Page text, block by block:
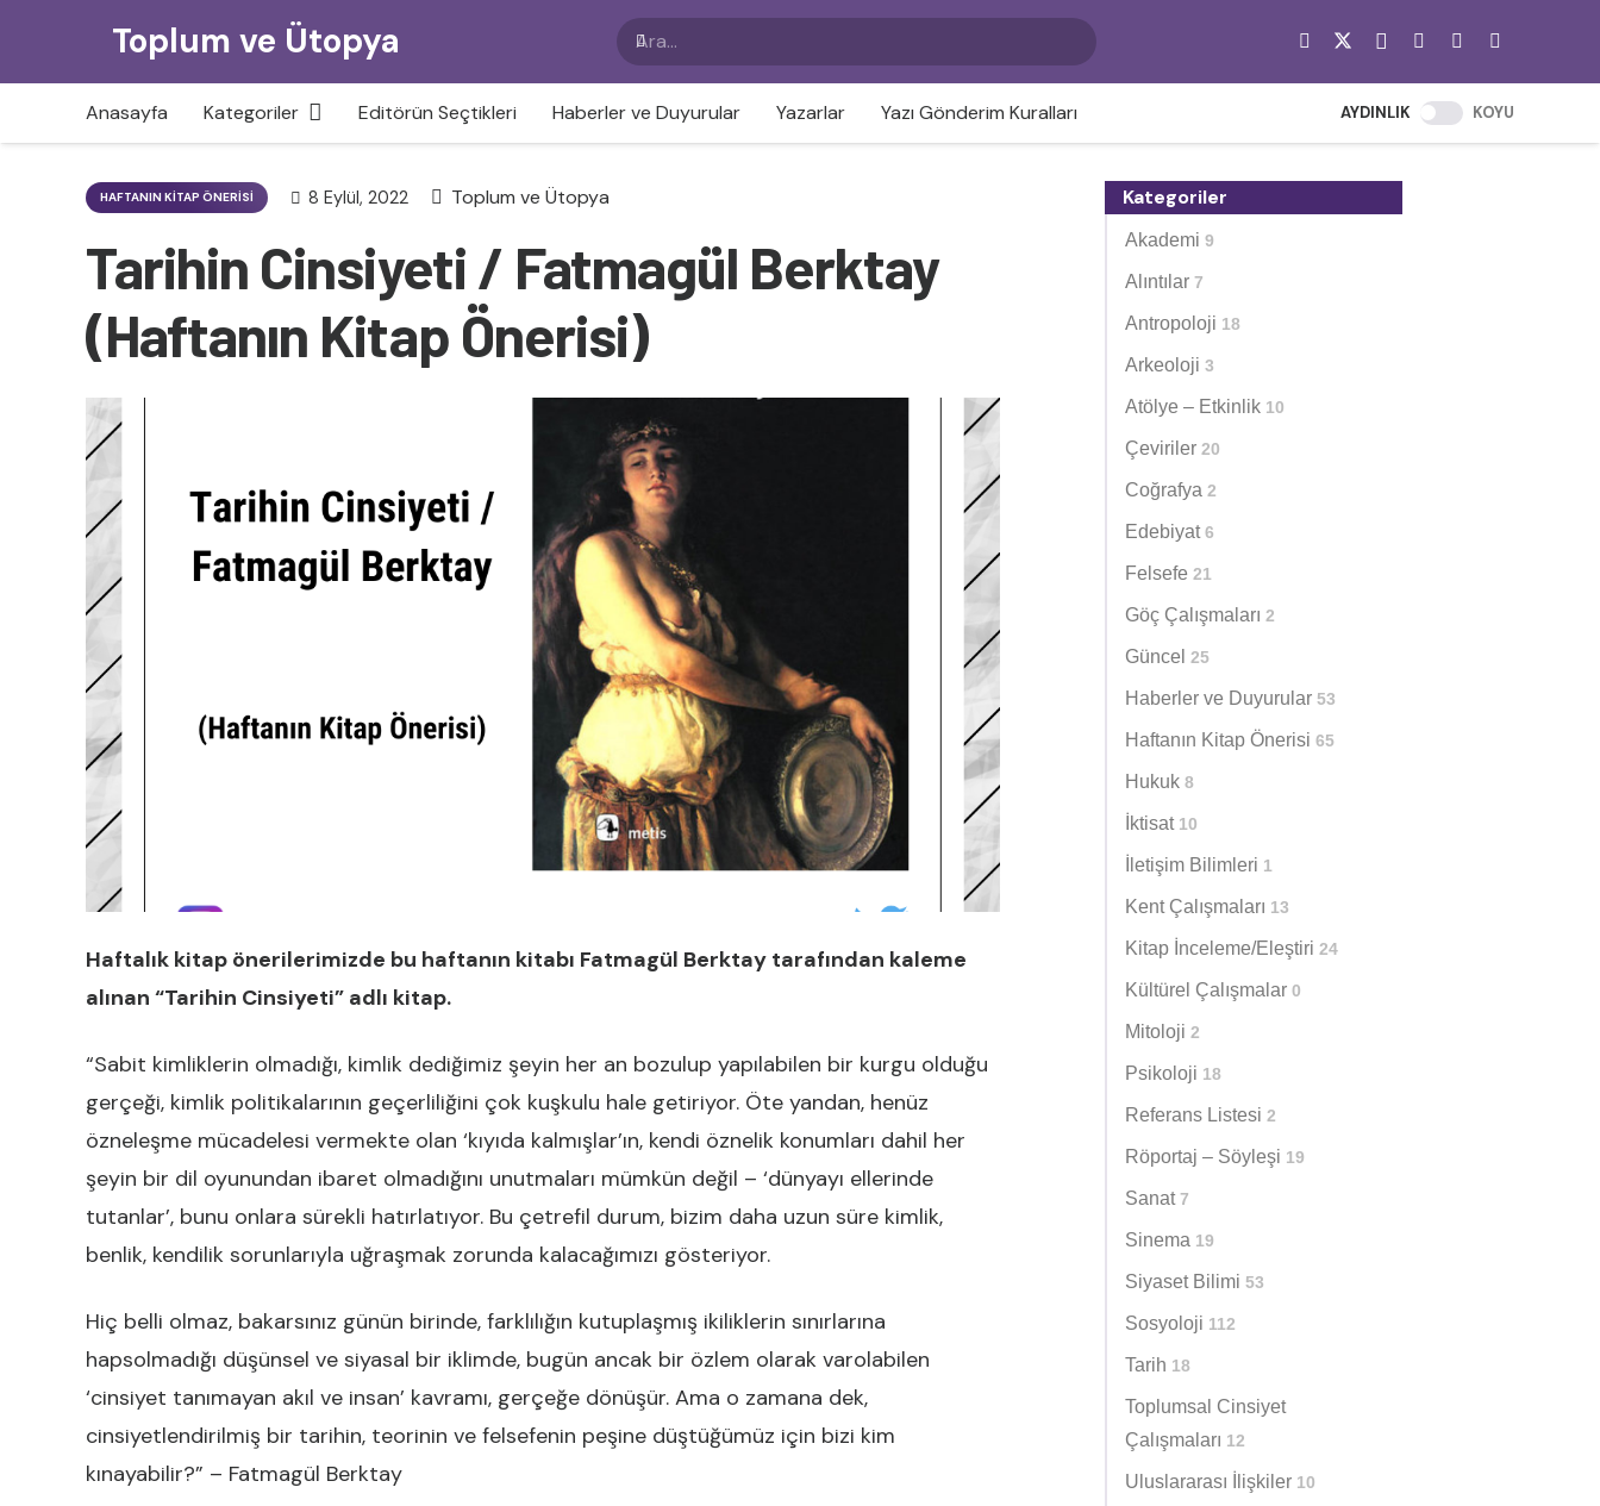
Toplum ve Ütopya
Anasayfa Kategoriler Editörün Seçtikleri Haberler ve Duyurular Yazarlar Yazı Gönderim Kuralları AYDINLIK KOYU
HAFTANIN KITAP ÖNERISI 8 Eylül, 2022 Toplum ve Ütopya
Tarihin Cinsiyeti / Fatmagül Berktay
(Haftanın Kitap Önerisi)
Haftalık kitap önerilerimizde bu haftanın kitabı Fatmagül Berktay tarafından kaleme
alınan “Tarihin Cinsiyeti” adlı kitap.
“Sabit kimliklerin olmadığı, kimlik dediğimiz şeyin her an bozulup yapılabilen bir kurgu olduğu
gerçeği, kimlik politikalarının geçerliliğini çok kuşkulu hale getiriyor. Öte yandan, henüz
özneleşme mücadelesi vermekte olan ‘kıyıda kalmışlar’ın, kendi öznelik konumları dahil her
şeyin bir dil oyunundan ibaret olmadığını unutmaları mümkün değil – ‘dünyayı ellerinde
tutanlar’, bunu onlara sürekli hatırlatıyor. Bu çetrefil durum, bizim daha uzun süre kimlik,
benlik, kendilik sorunlarıyla uğraşmak zorunda kalacağımızı gösteriyor.
Hiç belli olmaz, bakarsınız günün birinde, farklılığın kutuplaşmış ikiliklerin sınırlarına
hapsolmadığı düşünsel ve siyasal bir iklimde, bugün ancak bir özlem olarak varolabilen
‘cinsiyet tanımayan akıl ve insan’ kavramı, gerçeğe dönüşür. Ama o zamana dek,
cinsiyetlendirilmiş bir tarihin, teorinin ve felsefenin peşine düştüğümüz için bizi kim
kınayabilir?” – Fatmagül Berktay
Kategoriler
Akademi 9
Alıntılar 7
Antropoloji 18
Arkeoloji 3
Atölye – Etkinlik 10
Çeviriler 20
Coğrafya 2
Edebiyat 6
Felsefe 21
Göç Çalışmaları 2
Güncel 25
Haberler ve Duyurular 53
Haftanın Kitap Önerisi 65
Hukuk 8
İktisat 10
İletişim Bilimleri 1
Kent Çalışmaları 13
Kitap İnceleme/Eleştiri 24
Kültürel Çalışmalar 0
Mitoloji 2
Psikoloji 18
Referans Listesi 2
Röportaj – Söyleşi 19
Sanat 7
Sinema 19
Siyaset Bilimi 53
Sosyoloji 112
Tarih 18
Toplumsal Cinsiyet
Çalışmaları 12
Uluslararası İlişkiler 10